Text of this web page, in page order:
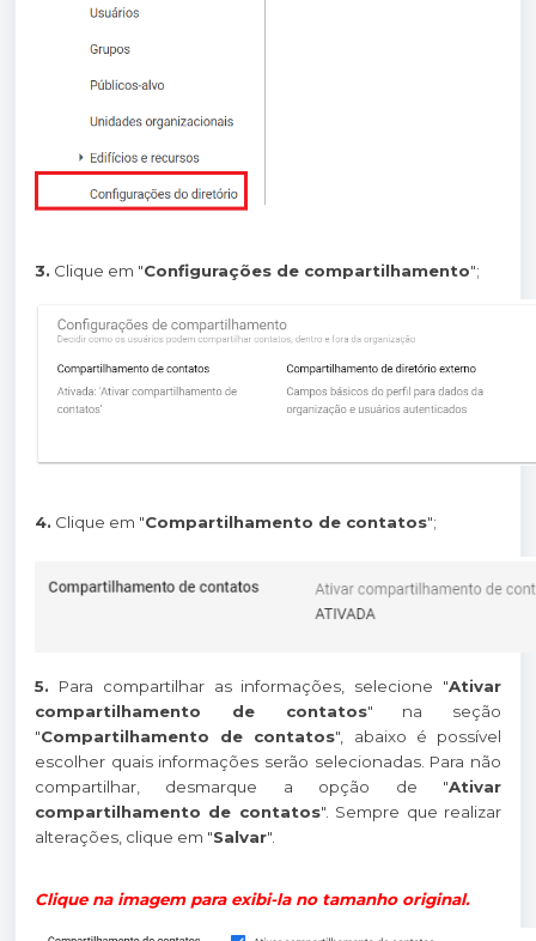
3. Clique em "Configurações de compartilhamento";
4. Clique em "Compartilhamento de contatos";
5. Para compartilhar as informações, selecione "Ativar
compartilhamento de contatos" na seção
"Compartilhamento de contatos", abaixo é possível
escolher quais informações serão selecionadas. Para não
compartilhar, desmarque a opção de "Ativar
compartilhamento de contatos". Sempre que realizar
alterações, clique em "Salvar".
Clique na imagem para exibi-la no tamanho original.